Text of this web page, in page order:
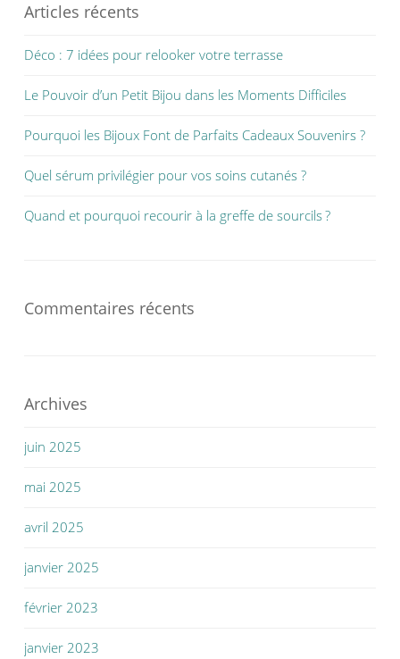
Articles récents
Déco : 7 idées pour relooker votre terrasse
Le Pouvoir d’un Petit Bijou dans les Moments Difficiles
Pourquoi les Bijoux Font de Parfaits Cadeaux Souvenirs ?
Quel sérum privilégier pour vos soins cutanés ?
Quand et pourquoi recourir à la greffe de sourcils ?
Commentaires récents
Archives
juin 2025
mai 2025
avril 2025
janvier 2025
février 2023
janvier 2023